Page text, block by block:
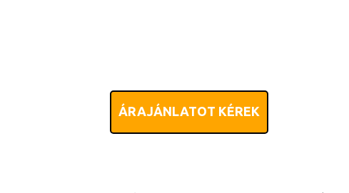
ÁRAJÁNLATOT KÉREK